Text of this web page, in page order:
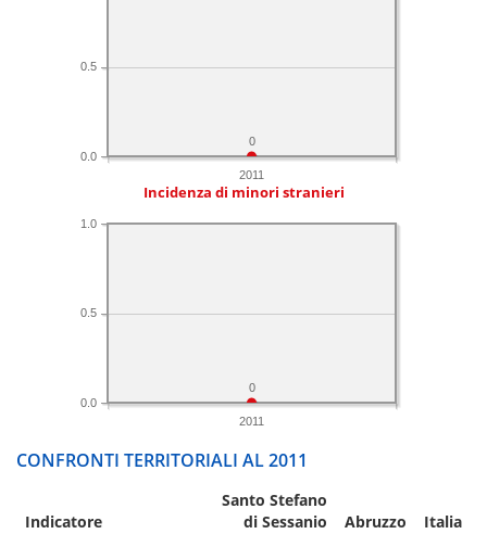
2011
0.0
0.5
0
Incidenza di minori stranieri
2011
0.0
0.5
1.0
0
CONFRONTI TERRITORIALI AL 2011
Indicatore
Santo Stefano
di Sessanio
Abruzzo Italia